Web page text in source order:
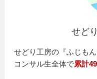
せど
せどり工房の『ふじもん
コンサル生全体で累計